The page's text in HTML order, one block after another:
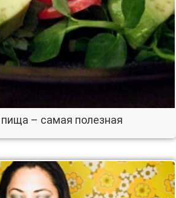
пища – самая полезная